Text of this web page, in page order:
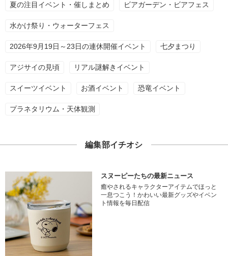
夏の注目イベント・催しまとめ ビアガーデン・ビアフェス
水かけ祭り・ウォーターフェス
2026年9月19日～23日の連休開催イベント 七夕まつり
アジサイの見頃 リアル謎解きイベント
スイーツイベント お酒イベント 恐竜イベント
プラネタリウム・天体観測
編集部イチオシ
スヌーピーたちの最新ニュース
癒やされるキャラクターアイテムでほっと
一息つこう！かわいい最新グッズやイベン
ト情報を毎日配信